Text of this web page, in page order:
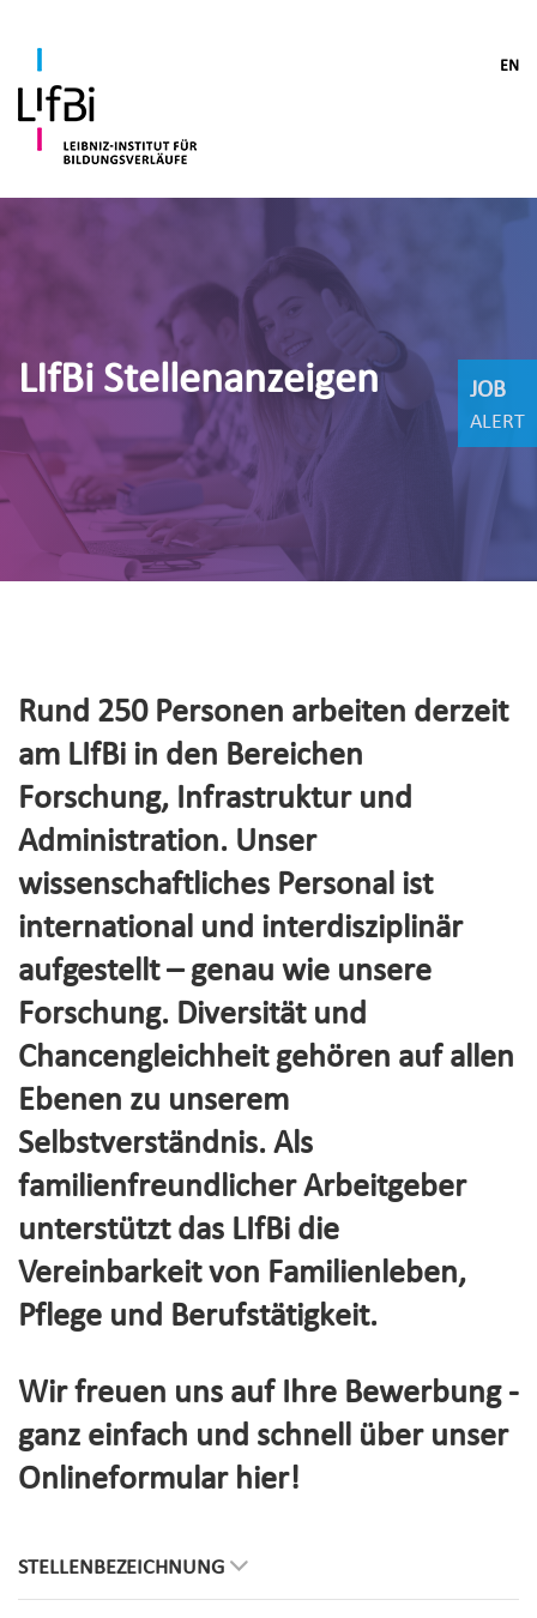
EN
LIfBi Stellenanzeigen
Rund 250 Personen arbeiten derzeit
am LIfBi in den Bereichen
Forschung, Infrastruktur und
Administration. Unser
wissenschaftliches Personal ist
international und interdisziplinär
aufgestellt – genau wie unsere
Forschung. Diversität und
Chancengleichheit gehören auf allen
Ebenen zu unserem
Selbstverständnis. Als
familienfreundlicher Arbeitgeber
unterstützt das LIfBi die
Vereinbarkeit von Familienleben,
Pflege und Berufstätigkeit.
Wir freuen uns auf Ihre Bewerbung -
ganz einfach und schnell über unser
Onlineformular hier!
STELLENBEZEICHNUNG
JOB
ALERT